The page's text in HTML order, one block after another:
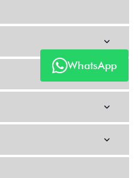
WhatsApp